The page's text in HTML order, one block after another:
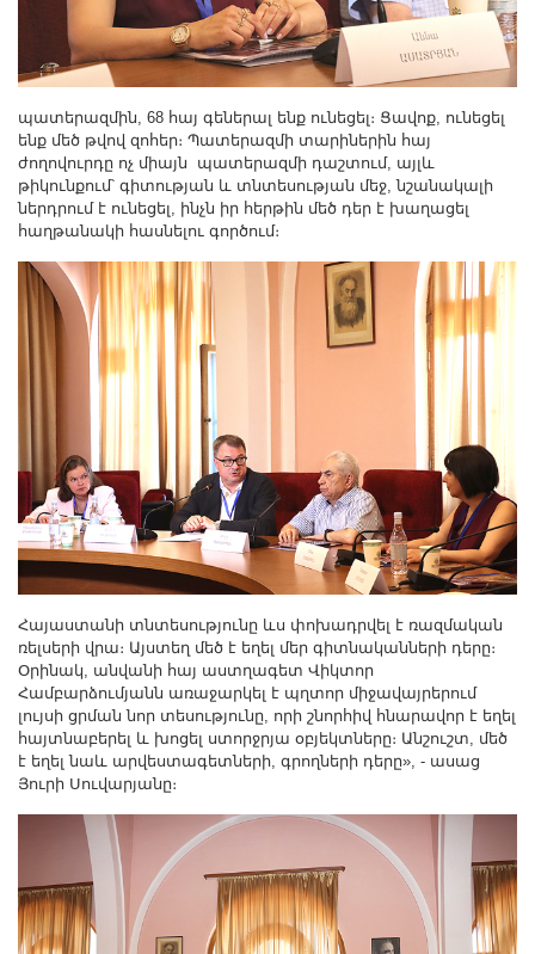
պատերազմին, 68 հայ գեներալ ենք ունեցել։ Ցավոք, ունեցել
ենք մեծ թվով զոհեր։ Պատերազմի տարիներին հայ
ժողովուրդը ոչ միայն պատերազմի դաշտում, այլև
թիկունքում՝ գիտության և տնտեսության մեջ, նշանակալի
ներդրում է ունեցել, ինչն իր հերթին մեծ դեր է խաղացել
հաղթանակի հասնելու գործում։
Հայաստանի տնտեսությունը ևս փոխադրվել է ռազմական
ռելսերի վրա։ Այստեղ մեծ է եղել մեր գիտնականների դերը։
Օրինակ, անվանի հայ աստղագետ Վիկտոր
Համբարձումյանն առաջարկել է պղտոր միջավայրերում
լույսի ցրման նոր տեսությունը, որի շնորհիվ հնարավոր է եղել
հայտնաբերել և խոցել ստորջրյա օբյեկտները։ Անշուշտ, մեծ
է եղել նաև արվեստագետների, գրողների դերը», - ասաց
Յուրի Սուվարյանը։